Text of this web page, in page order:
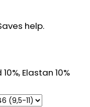
help.
Elastan 10%
HELP - HEROES -